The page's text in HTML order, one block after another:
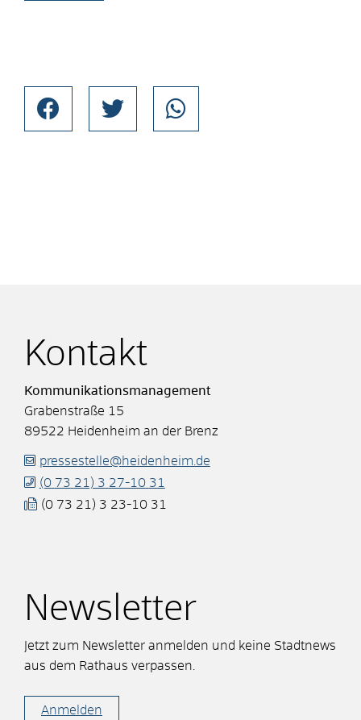
Kontakt
Kommunikationsmanagement
Grabenstraße 15
89522 Heidenheim an der Brenz
pressestelle@heidenheim.de
(0 73 21) 3 27-10 31
(0 73 21) 3 23-10 31
Newsletter
Jetzt zum Newsletter anmelden und keine Stadtnews
aus dem Rathaus verpassen.
Anmelden